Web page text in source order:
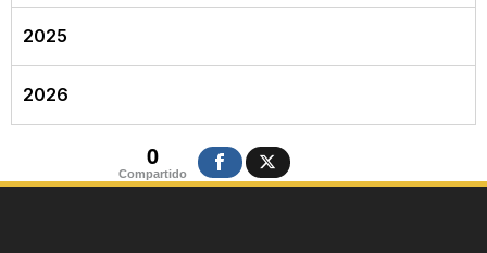
2025
2026
0
Compartido